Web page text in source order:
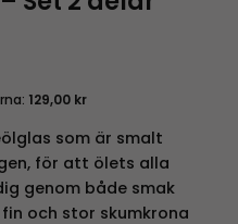
129,00 kr
som är smalt
för att ölets alla
genom både smak
och stor skumkrona